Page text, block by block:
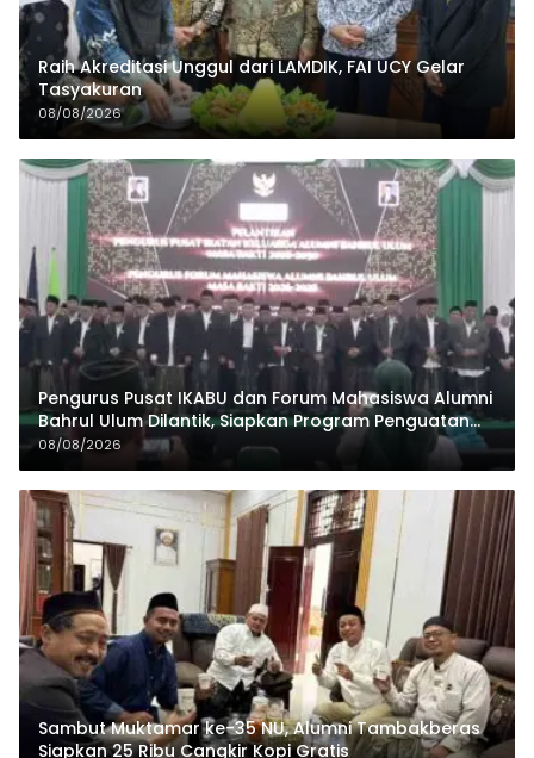
Raih Akreditasi Unggul dari LAMDIK, FAI UCY Gelar
Tasyakuran
08/08/2026
Pengurus Pusat IKABU dan Forum Mahasiswa Alumni
Bahrul Ulum Dilantik, Siapkan Program Penguatan
Organisasi dan Ekonomi
08/08/2026
Sambut Muktamar ke-35 NU, Alumni Tambakberas
Siapkan 25 Ribu Cangkir Kopi Gratis